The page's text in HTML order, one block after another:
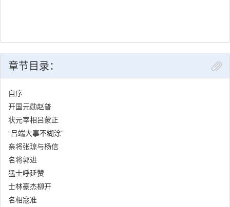
章节目录：
自序
开国元勋赵普
状元宰相吕蒙正
“吕端大事不糊涂”
亲将张琼与杨信
名将郭进
猛士呼延赞
士林豪杰柳开
名相寇准